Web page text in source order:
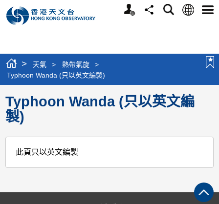
個
分
搜
語
選
> 天氣 > 熱帶氣旋
>
Typhoon Wanda (只以英文編製)
Typhoon Wanda (只以英文編
製)
此頁只以英文編製